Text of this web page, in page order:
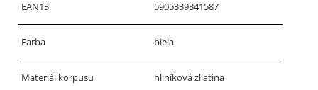
EAN13 5905339341587
Farba biela
Materiál korpusu hliníková zliatina